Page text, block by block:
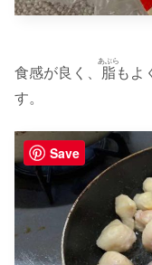
食感が良く、 脂
あぶら
もよ
す。
Save